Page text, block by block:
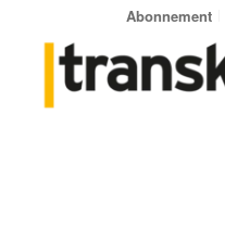
Abonnement